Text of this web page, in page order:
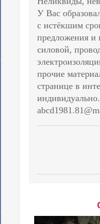
У Вас
с истёкшим
предложения и
силовой,
прочие
странице в